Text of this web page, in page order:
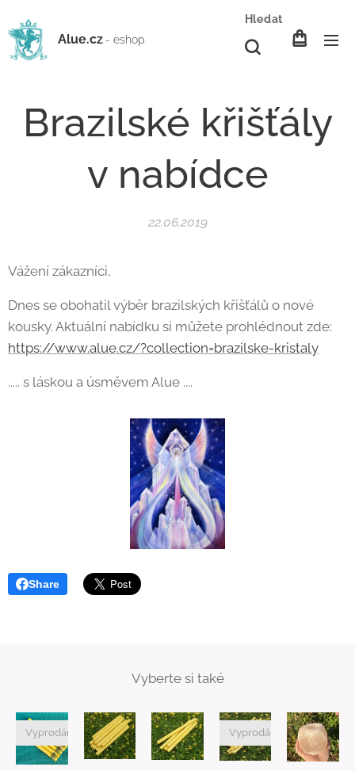
Alue.cz - eshop
Hledat
Brazilské křišťály
v nabídce
22.06.2019
Vážení zákazníci,
Dnes se obohatil výběr brazilských křišťálů o nové
kousky. Aktuální nabídku si můžete prohlédnout zde:
https://www.alue.cz/?collection=brazilske-kristaly
..... s láskou a úsměvem Alue ....
Share
Vyberte si také
Vyprodáno Vyprodáno